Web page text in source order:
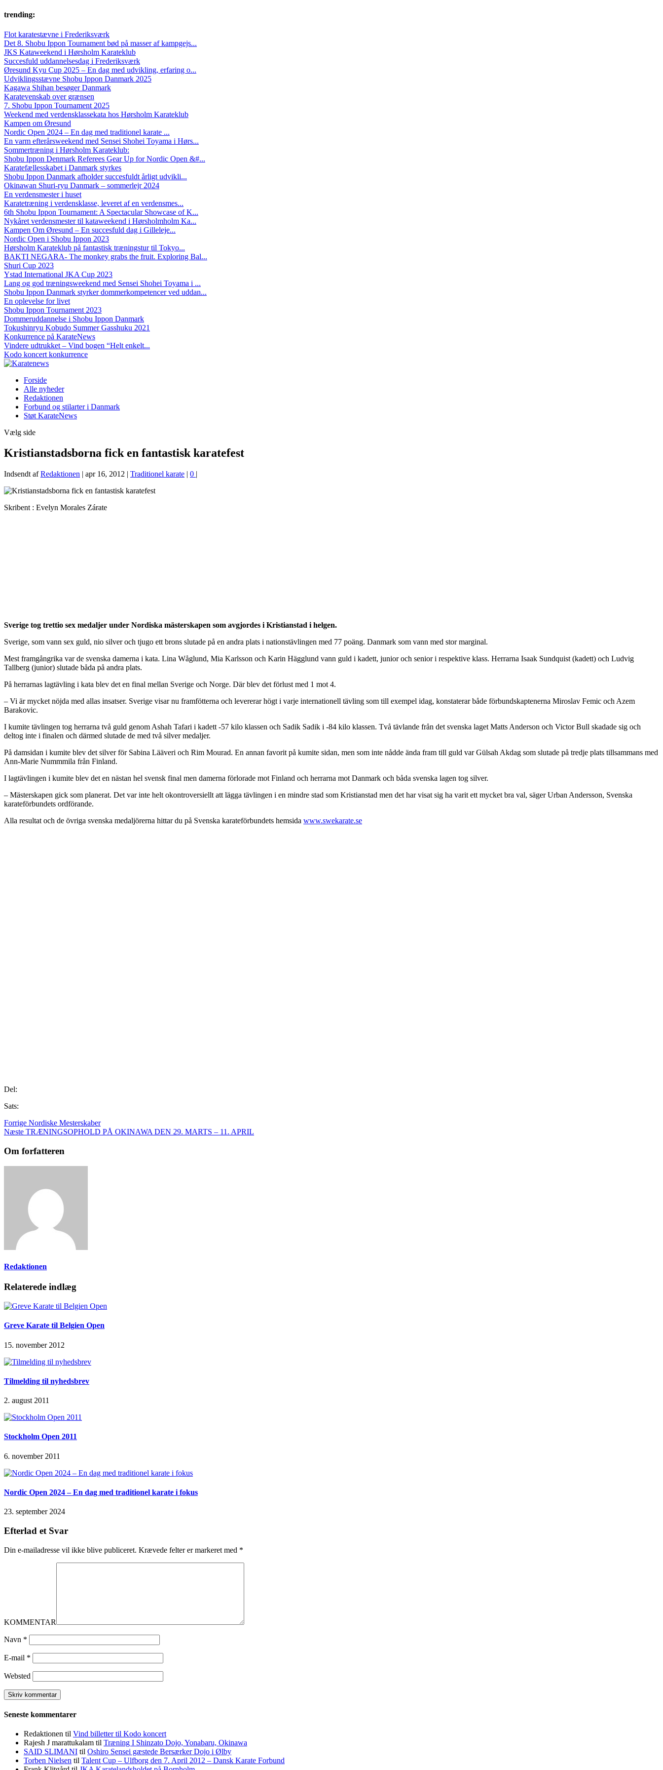
trending:
Flot karatestævne i Frederiksværk
Det 8. Shobu Ippon Tournament bød på masser af kampgejs...
JKS Kataweekend i Hørsholm Karateklub
Succesfuld uddannelsesdag i Frederiksværk
Øresund Kyu Cup 2025 – En dag med udvikling, erfaring o...
Udviklingsstævne Shobu Ippon Danmark 2025
Kagawa Shihan besøger Danmark
Karatevenskab over grænsen
7. Shobu Ippon Tournament 2025
Weekend med verdensklassekata hos Hørsholm Karateklub
Kampen om Øresund
Nordic Open 2024 – En dag med traditionel karate ...
En varm efterårsweekend med Sensei Shohei Toyama i Hørs...
Sommertræning i Hørsholm Karateklub:
Shobu Ippon Denmark Referees Gear Up for Nordic Open &#...
Karatefællesskabet i Danmark styrkes
Shobu Ippon Danmark afholder succesfuldt årligt udvikli...
Okinawan Shuri-ryu Danmark – sommerlejr 2024
En verdensmester i huset
Karatetræning i verdensklasse, leveret af en verdensmes...
6th Shobu Ippon Tournament: A Spectacular Showcase of K...
Nykåret verdensmester til kataweekend i Hørsholmholm Ka...
Kampen Om Øresund – En succesfuld dag i Gilleleje...
Nordic Open i Shobu Ippon 2023
Hørsholm Karateklub på fantastisk træningstur til Tokyo...
BAKTI NEGARA- The monkey grabs the fruit. Exploring Bal...
Shuri Cup 2023
Ystad International JKA Cup 2023
Lang og god træningsweekend med Sensei Shohei Toyama i ...
Shobu Ippon Danmark styrker dommerkompetencer ved uddan...
En oplevelse for livet
Shobu Ippon Tournament 2023
Dommeruddannelse i Shobu Ippon Danmark
Tokushinryu Kobudo Summer Gasshuku 2021
Konkurrence på KarateNews
Vindere udtrukket – Vind bogen “Helt enkelt...
Kodo koncert konkurrence
Forside
Alle nyheder
Redaktionen
Forbund og stilarter i Danmark
Støt KarateNews
Vælg side
Kristianstadsborna fick en fantastisk karatefest
Indsendt afRedaktionen | apr 16, 2012 | Traditionel karate | 0 |
Skribent : Evelyn Morales Zárate
Sverige tog trettio sex medaljer under Nordiska mästerskapen som avgjordes i Kristianstad i helgen.
Sverige, som vann sex guld, nio silver och tjugo ett brons slutade på en andra plats i nationstävlingen med 77 poäng. Danmark som vann med stor marginal.
Mest framgångrika var de svenska damerna i kata. Lina Wåglund, Mia Karlsson och Karin Hägglund vann guld i kadett, junior och senior i respektive klass. Herrarna Isaak Sundquist (kadett) och Ludvig
Tallberg (junior) slutade båda på andra plats.
På herrarnas lagtävling i kata blev det en final mellan Sverige och Norge. Där blev det förlust med 1 mot 4.
– Vi är mycket nöjda med allas insatser. Sverige visar nu framfötterna och levererar högt i varje internationell tävling som till exempel idag, konstaterar både förbundskaptenerna Miroslav Femic och Azem
Barakovic.
I kumite tävlingen tog herrarna två guld genom Ashah Tafari i kadett -57 kilo klassen och Sadik Sadik i -84 kilo klassen. Två tävlande från det svenska laget Matts Anderson och Victor Bull skadade sig och
deltog inte i finalen och därmed slutade de med två silver medaljer.
På damsidan i kumite blev det silver för Sabina Lääveri och Rim Mourad. En annan favorit på kumite sidan, men som inte nådde ända fram till guld var Gülsah Akdag som slutade på tredje plats tillsammans med
Ann-Marie Nummmila från Finland.
I lagtävlingen i kumite blev det en nästan hel svensk final men damerna förlorade mot Finland och herrarna mot Danmark och båda svenska lagen tog silver.
– Mästerskapen gick som planerat. Det var inte helt okontroversiellt att lägga tävlingen i en mindre stad som Kristianstad men det har visat sig ha varit ett mycket bra val, säger Urban Andersson, Svenska
karateförbundets ordförande.
Alla resultat och de övriga svenska medaljörerna hittar du på Svenska karateförbundets hemsida www.swekarate.se
Del:
Sats:
Forrige Nordiske Mesterskaber
Næste TRÆNINGSOPHOLD PÅ OKINAWA DEN 29. MARTS – 11. APRIL
Om forfatteren
Redaktionen
Relaterede indlæg
Greve Karate til Belgien Open
15. november 2012
Tilmelding til nyhedsbrev
2. august 2011
Stockholm Open 2011
6. november 2011
Nordic Open 2024 – En dag med traditionel karate i fokus
23. september 2024
Efterlad et Svar
Din e-mailadresse vil ikke blive publiceret. Krævede felter er markeret med *
KOMMENTAR
Navn *
E-mail *
Websted
Seneste kommentarer
Redaktionen til Vind billetter til Kodo koncert
Rajesh J marattukalam til Træning I Shinzato Dojo, Yonabaru, Okinawa
SAID SLIMANI til Oshiro Sensei gæstede Bersærker Dojo i Ølby
Torben Nielsen til Talent Cup – Ulfborg den 7. April 2012 – Dansk Karate Forbund